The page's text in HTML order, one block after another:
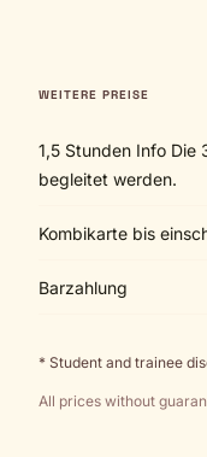
WEITERE PREISE
1,5 Stunden Info Die
begleitet werden.
Kombikarte bis
Barzahlung
* Student and trainee
All prices without